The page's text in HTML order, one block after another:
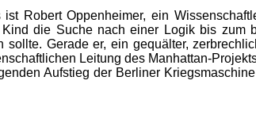
Robert Oppenheimer, ein
die Suche nach einer Logik bis zum
sollte. Gerade er, ein gequälter,
Leitung des Manhattan-
Aufstieg der Berliner